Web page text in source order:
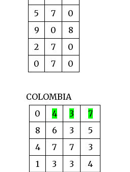
5
7
0
9
0
8
2
7
0
0
7 0
COLOMBIA
0
4 3
7
8
6 3
5
4
7 7
3
1
3 3
4